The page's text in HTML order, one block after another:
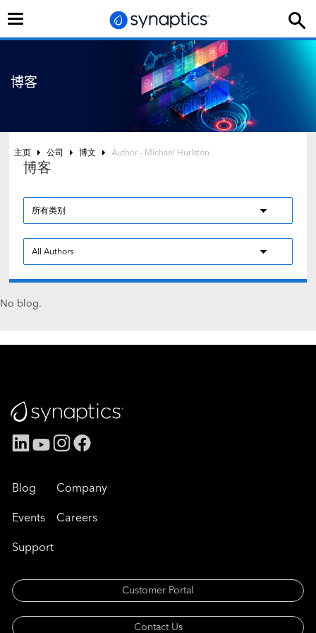
切
博客
主页 公司 博文 Author - Michael Hurlston
博客
No blog.
Blog
Events
Support
Company
Careers
Customer Portal
Contact Us